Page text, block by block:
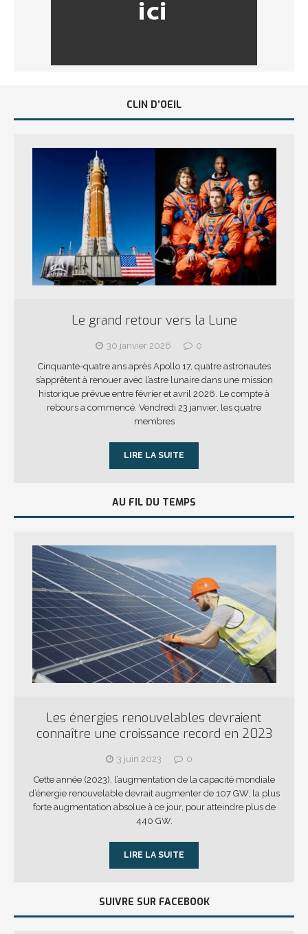
CLIN D’OEIL
Le grand retour vers la Lune
30 janvier 2026
0
Cinquante-quatre ans après Apollo 17, quatre astronautes
s’apprêtent à renouer avec l’astre lunaire dans une mission
historique prévue entre février et avril 2026. Le compte à
rebours a commencé. Vendredi 23 janvier, les quatre
membres
LIRE LA SUITE
AU FIL DU TEMPS
Les énergies renouvelables devraient
connaître une croissance record en 2023
3 juin 2023
0
Cette année (2023), l’augmentation de la capacité mondiale
d’énergie renouvelable devrait augmenter de 107 GW, la plus
forte augmentation absolue à ce jour, pour atteindre plus de
440 GW.
LIRE LA SUITE
SUIVRE SUR FACEBOOK